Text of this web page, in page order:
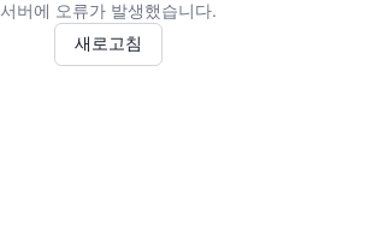
서버에 오류가 발생했습니다.
새로고침